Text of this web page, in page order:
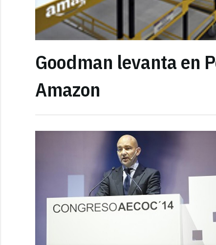
Goodman levanta en
Amazon